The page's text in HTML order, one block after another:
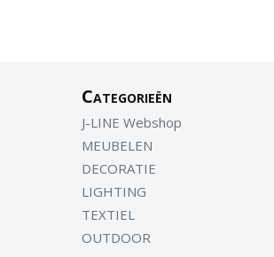
Categorieën
J-LINE Webshop
MEUBELEN
DECORATIE
LIGHTING
TEXTIEL
OUTDOOR